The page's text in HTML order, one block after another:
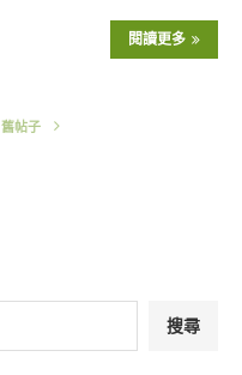
閱讀更多
舊帖子
搜尋